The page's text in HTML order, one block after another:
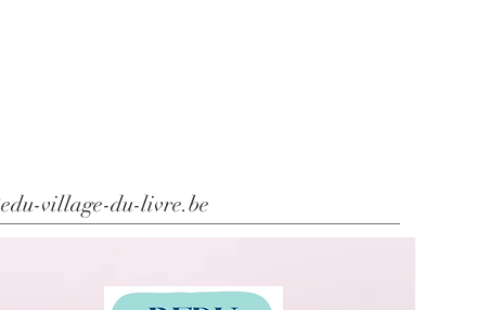
village-du-livre.be